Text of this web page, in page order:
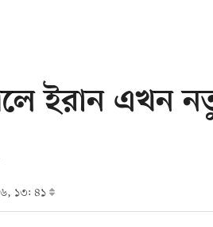
ইরান এখন
১৩: ৪১